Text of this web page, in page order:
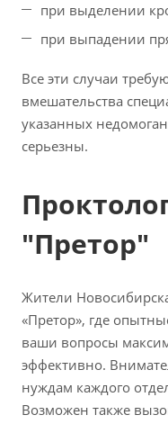
при выделении
при выпадении
Все эти случаи
вмешательства
указанных
серьезны.
"Претор"
Жители
«Претор», где
ваши вопросы
эффективно.
нуждам каждого
Возможен также